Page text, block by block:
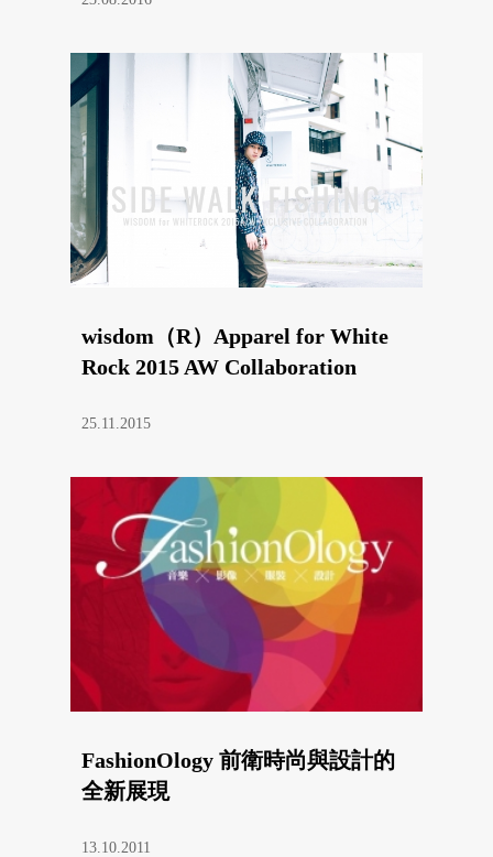
wisdom（R）Apparel for White
Rock 2015 AW Collaboration
25.11.2015
FashionOlogy 前衛時尚與設計的
全新展現
13.10.2011